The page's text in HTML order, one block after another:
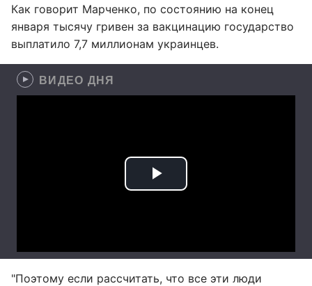
Как говорит Марченко, по состоянию на конец
января тысячу гривен за вакцинацию государство
выплатило 7,7 миллионам украинцев.
ВИДЕО ДНЯ
"Поэтому если рассчитать, что все эти люди